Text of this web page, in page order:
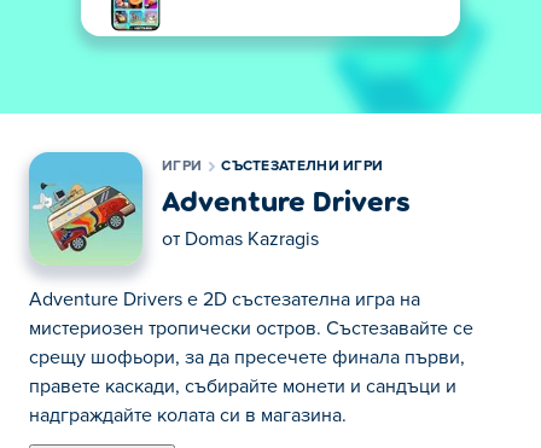
ИГРИ СЪСТЕЗАТЕЛНИ ИГРИ
Adventure Drivers
от Domas Kazragis
Adventure Drivers е 2D състезателна игра на
мистериозен тропически остров. Състезавайте се
срещу шофьори, за да пресечете финала първи,
правете каскади, събирайте монети и сандъци и
надграждайте колата си в магазина.